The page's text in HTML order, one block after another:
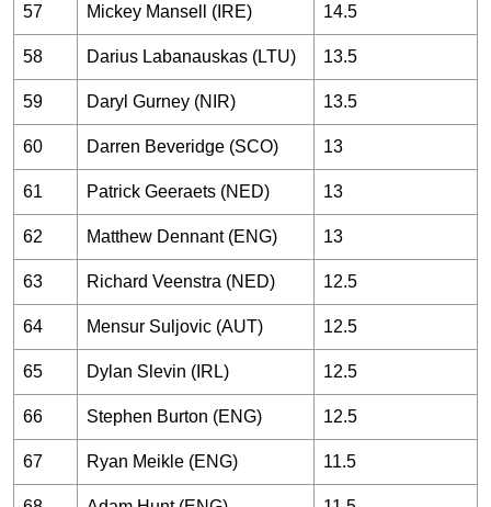
57 Mickey Mansell (IRE) 14.5
58 Darius Labanauskas (LTU) 13.5
59 Daryl Gurney (NIR) 13.5
60 Darren Beveridge (SCO) 13
61 Patrick Geeraets (NED) 13
62 Matthew Dennant (ENG) 13
63 Richard Veenstra (NED) 12.5
64 Mensur Suljovic (AUT) 12.5
65 Dylan Slevin (IRL) 12.5
66 Stephen Burton (ENG) 12.5
67 Ryan Meikle (ENG) 11.5